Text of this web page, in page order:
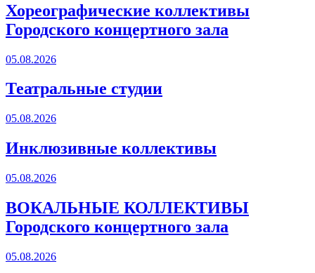
Хореографические коллективы
Городского концертного зала
05.08.2026
Театральные студии
05.08.2026
Инклюзивные коллективы
05.08.2026
ВОКАЛЬНЫЕ КОЛЛЕКТИВЫ
Городского концертного зала
05.08.2026